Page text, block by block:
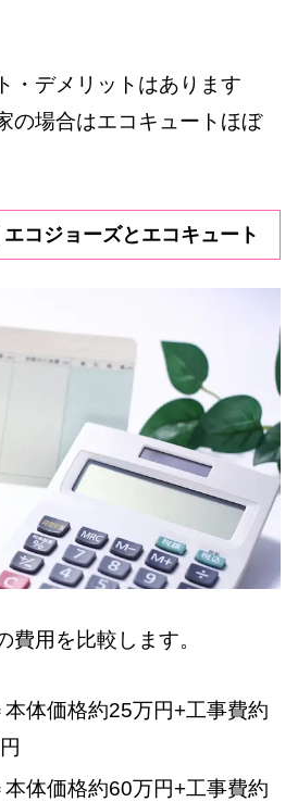
・デメリットはあります
の場合はエコキュートほぼ
コジョーズとエコキュート
費用を比較します。
体価格約25万円+工事費約
体価格約60万円+工事費約